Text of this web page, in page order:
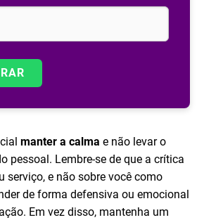
manter a calma e não levar o
pessoal. Lembre-se de que a crítica
serviço, e não sobre você como
de forma defensiva ou emocional
Em vez disso, mantenha um